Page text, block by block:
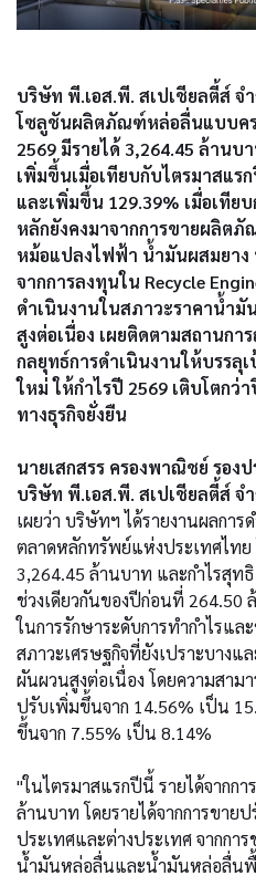
บริษัท พี.เอส.พี. สเปเชียลตี้ส์ จ
โซลูชันผลิตภัณฑ์หล่อลื่นแบบคร
2569 มีรายได้ 3,264.45 ล้านบ
เพิ่มขึ้นเมื่อเทียบกับไตรมาสแร
และเพิ่มขึ้น 129.39% เมื่อเทีย
หลักยังคงมาจากการขายผลิต
หม้อแปลงไฟฟ้า น้ำมันผสมยาง
จากการลงทุนใน Recycle
ดำเนินงานในสภาวะราคาน้ำ
สูงต่อเนื่อง เผยติดตามสถานก
กลยุทธ์การดำเนินงานให้บรรลุ
ใหม่ ให้กำไรปี 2569 เติบโตก
ทางธุรกิจยั่งยืน
นายเสกสรร ครองพาณิชย์ รอง
บริษัท พี.เอส.พี. สเปเชียลตี้ส์ จ
เผยว่า บริษัทฯ ได้รายงานผลกา
ตลาดหลักทรัพย์แห่งประเทศไทย
3,264.45 ล้านบาท และกำไรสุท
ช่วงเดียวกันของปีก่อนที่ 264.50
ในการรักษาระดับการทำกำไรแล
สภาวะเศรษฐกิจที่ยังเปราะบาง
ผันผวนสูงต่อเนื่อง โดยความสาม
ปรับเพิ่มขึ้นจาก 14.56% เป็น
ขึ้นจาก 7.55% เป็น 8.14%
"ในไตรมาสแรกปีนี้ รายได้จากก
ล้านบาท โดยรายได้จากการขาย
ประเทศและต่างประเทศ จากกา
น้ำมันหล่อลื่นและน้ำมันหล่อลื่นพื้